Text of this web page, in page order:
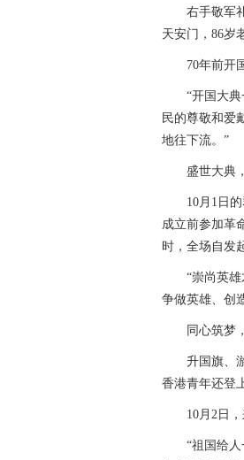
右手敬军礼
天安门，86岁
70年前开国
“开国大典一
民的尊敬和爱
地往下流。”
盛世大典，
10月1日的群
成立前参加革
时，全场自发
“崇尚英雄才
争做英雄、创
同心筑梦，
升国旗、游
香港青年还登
10月2日，来
“祖国给人一